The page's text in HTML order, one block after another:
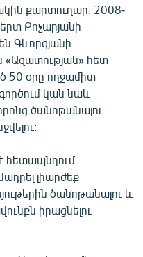
քարտուղար, 2008-
Քոչարյանի
Գևորգյանի
«Ազատության» հետ
50 օրը ողջամիտ
կան նաև
ծանոթանալու
հետապնդում
լիարժեք
ծանոթանալու և
իրացնելու